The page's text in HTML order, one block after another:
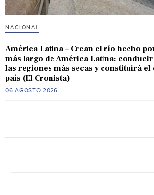
NACIONAL
América Latina – Crean el río hecho
más largo de América Latina:
las regiones más secas y constituirá el
país (El Cronista)
06 AGOSTO 2026